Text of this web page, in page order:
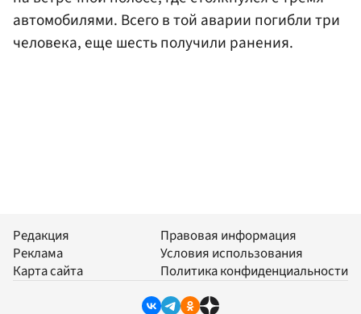
автомобилями. Всего в той аварии погибли три
человека, еще шесть получили ранения.
Редакция
Реклама
Карта сайта
Правовая информация
Условия использования
Политика конфиденциальности